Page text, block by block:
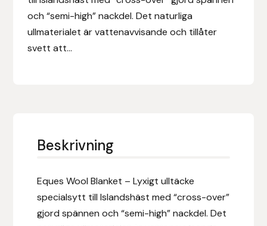
och “semi-high” nackdel. Det naturliga
ullmaterialet är vattenavvisande och tillåter
svett att...
Beskrivning
Eques Wool Blanket – Lyxigt ulltäcke
specialsytt till Islandshäst med “cross-over”
gjord spännen och “semi-high” nackdel. Det
Eldorado
Epona bokförlag
Eric LeTixerant
Eskadron